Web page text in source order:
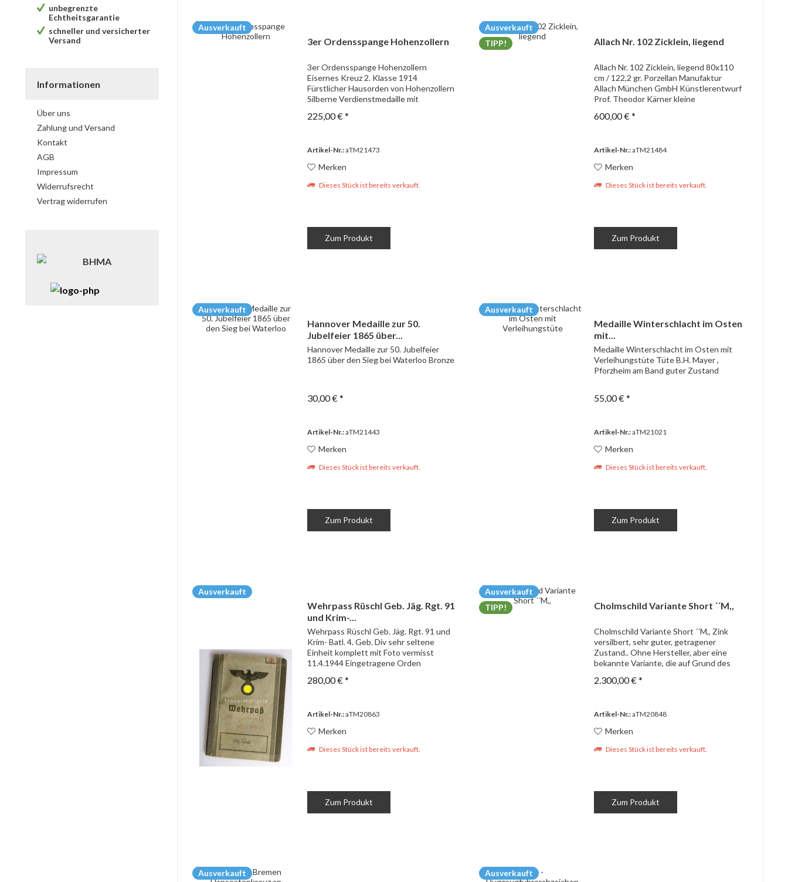
unbegrenzte
Echtheitsgarantie
schneller und versicherter
Versand
Informationen
Über uns
Zahlung und Versand
Kontakt
AGB
Impressum
Widerrufsrecht
Vertrag widerrufen
Ausverkauft
3er Ordensspange Hohenzollern
3er Ordensspange Hohenzollern
Eisernes Kreuz 2. Klasse 1914
Fürstlicher Hausorden von Hohenzollern
Silberne Verdienstmedaille mit
Ehrenkreuz für Frontkämpfer
225,00 € *
Artikel-Nr.:aTM21473
Merken
Dieses Stück ist bereits verkauft.
Zum Produkt
Ausverkauft
TIPP!
Allach Nr. 102 Zicklein, liegend
Allach Nr. 102 Zicklein, liegend 80x110
cm / 122,2 gr. Porzellan Manufaktur
Allach München GmbH Künstlerentwurf
Prof. Theodor Kärner kleine
sehen.
600,00 € *
Artikel-Nr.:aTM21484
Merken
Dieses Stück ist bereits verkauft.
Zum Produkt
Ausverkauft
Hannover Medaille zur 50.
Jubelfeier 1865 über...
Hannover Medaille zur 50. Jubelfeier
1865 über den Sieg bei Waterloo Bronze
30,00 € *
Artikel-Nr.:aTM21443
Merken
Dieses Stück ist bereits verkauft.
Zum Produkt
Ausverkauft
Medaille Winterschlacht im Osten
mit...
Medaille Winterschlacht im Osten mit
Verleihungstüte Tüte B.H. Mayer ,
Pforzheim am Band guter Zustand
55,00 € *
Artikel-Nr.:aTM21021
Merken
Dieses Stück ist bereits verkauft.
Zum Produkt
Ausverkauft
Wehrpass Rüschl Geb. Jäg. Rgt. 91
und Krim-...
Wehrpass Rüschl Geb. Jäg. Rgt. 91 und
Krim- Batl. 4. Geb. Div sehr seltene
Einheit komplett mit Foto vermisst
11.4.1944 Eingetragene Orden
Ostmedaille Rüschl hat mit der 4.
280,00 € *
Artikel-Nr.:aTM20863
Merken
Dieses Stück ist bereits verkauft.
Zum Produkt
Ausverkauft
TIPP!
Cholmschild Variante Short ´´M,,
Cholmschild Variante Short ´´M,, Zink
versilbert, sehr guter, getragener
Zustand.. Ohne Hersteller, aber eine
bekannte Variante, die auf Grund des
Variante bekannt ist. Mit Gegenplatte
2.300,00 € *
Artikel-Nr.:aTM20848
Merken
Dieses Stück ist bereits verkauft.
Zum Produkt
Ausverkauft Ausverkauft